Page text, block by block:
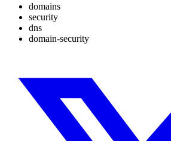
domains
security
dns
domain-security